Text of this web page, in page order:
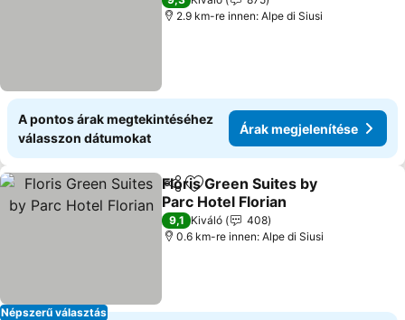
2.9 km-re innen: Alpe di Siusi
A pontos árak megtekintéséhez
válasszon dátumokat
Árak megjelenítése
Népszerű választás
Megosztás
Hozzáadás a kedvencekhez
Floris Green Suites by
Parc Hotel Florian
Árak megjelenítése
9,1 Kiváló
408
0.6 km-re innen: Alpe di Siusi